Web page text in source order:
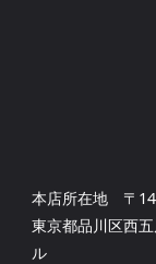
ン
本店所在地 〒
東京都品川区西
ル